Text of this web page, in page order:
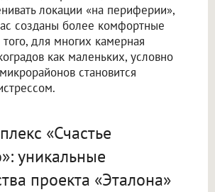
локации «на периферии»,
созданы более комфортные
для многих камерная
как маленьких, условно
становится
«Счастье
уникальные
проекта «Эталона»